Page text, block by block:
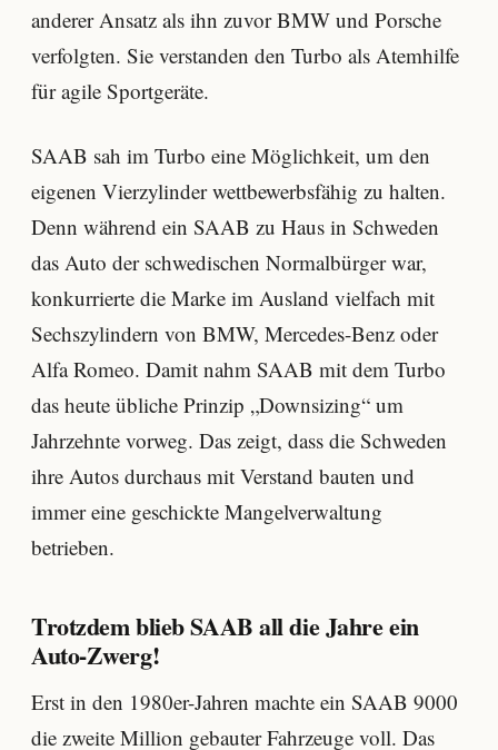
anderer Ansatz als ihn zuvor BMW und Porsche
verfolgten. Sie verstanden den Turbo als Atemhilfe
für agile Sportgeräte.
SAAB sah im Turbo eine Möglichkeit, um den
eigenen Vierzylinder wettbewerbsfähig zu halten.
Denn während ein SAAB zu Haus in Schweden
das Auto der schwedischen Normalbürger war,
konkurrierte die Marke im Ausland vielfach mit
Sechszylindern von BMW, Mercedes-Benz oder
Alfa Romeo. Damit nahm SAAB mit dem Turbo
das heute übliche Prinzip „Downsizing“ um
Jahrzehnte vorweg. Das zeigt, dass die Schweden
ihre Autos durchaus mit Verstand bauten und
immer eine geschickte Mangelverwaltung
betrieben.
Trotzdem blieb SAAB all die Jahre ein
Auto-Zwerg!
Erst in den 1980er-Jahren machte ein SAAB 9000
die zweite Million gebauter Fahrzeuge voll. Das